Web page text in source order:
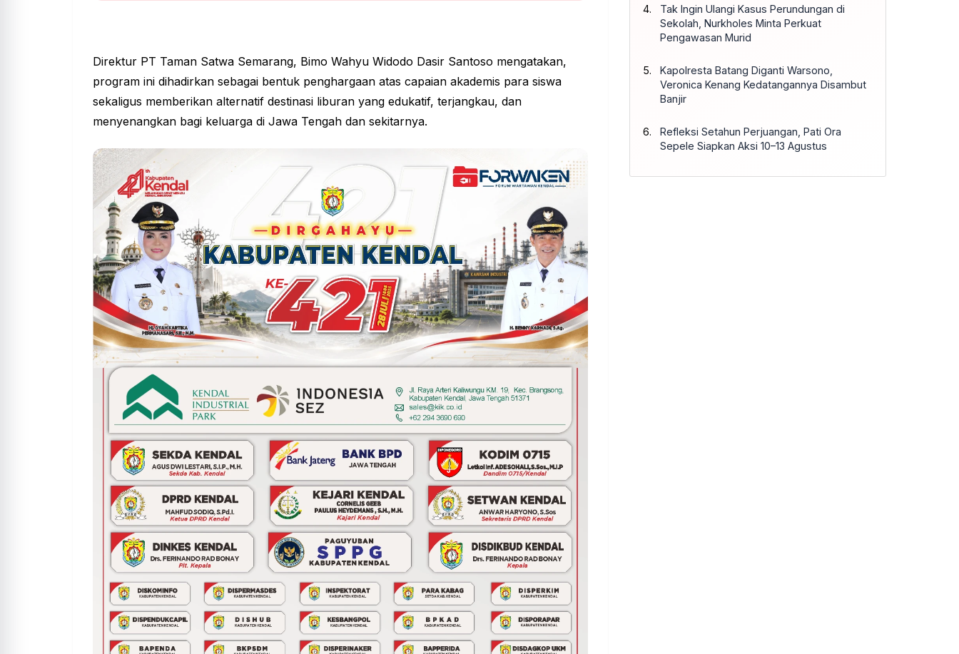
Direktur PT Taman Satwa Semarang, Bimo Wahyu Widodo Dasir Santoso mengatakan,
program ini dihadirkan sebagai bentuk penghargaan atas capaian akademis para siswa
sekaligus memberikan alternatif destinasi liburan yang edukatif, terjangkau, dan
menyenangkan bagi keluarga di Jawa Tengah dan sekitarnya.
Tak Ingin Ulangi Kasus Perundungan di
Sekolah, Nurkholes Minta Perkuat
Pengawasan Murid
Kapolresta Batang Diganti Warsono,
Veronica Kenang Kedatangannya Disambut
Banjir
Refleksi Setahun Perjuangan, Pati Ora
Sepele Siapkan Aksi 10–13 Agustus